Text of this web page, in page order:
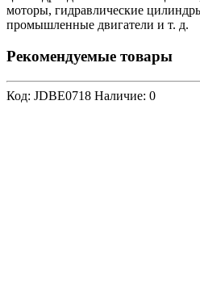
моторы, гидравлические
промышленные двигатели и т. д.
Рекомендуемые товары
Код: JDBE0718 Наличие: 0